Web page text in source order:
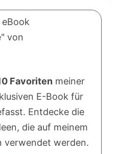
Favoriten meiner
E-Book für
Entdecke die
die auf meinem
verwendet werden.